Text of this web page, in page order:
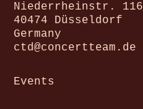
Niederrheinstr. 116
40474 Düsseldorf
Germany
ctd@concertteam.de
Events